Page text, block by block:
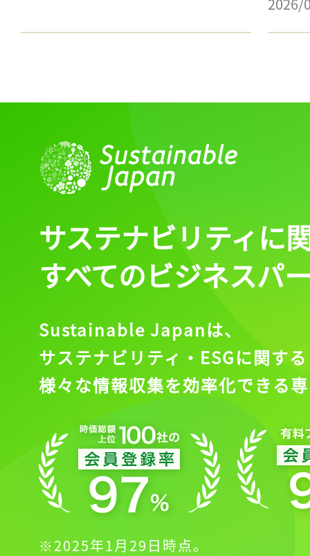
会員登録
サステナビリティに
すべてのビジネスパ
Sustainable Japanは、
サステナビリティ・ESGに関する
様々な情報収集を効率化できる
※2025年1月29日時点。